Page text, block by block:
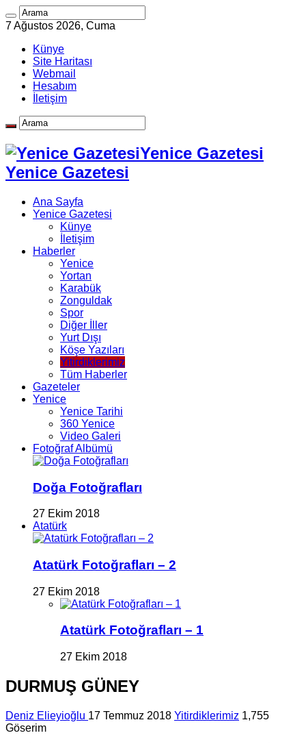
7 Ağustos 2026, Cuma
Künye
Site Haritası
Webmail
Hesabım
İletişim
Yenice Gazetesi
Yenice Gazetesi
Ana Sayfa
Yenice Gazetesi
Künye
İletişim
Haberler
Yenice
Yortan
Karabük
Zonguldak
Spor
Diğer İller
Yurt Dışı
Köşe Yazıları
Yitirdiklerimiz
Tüm Haberler
Gazeteler
Yenice
Yenice Tarihi
360 Yenice
Video Galeri
Fotoğraf Albümü
Doğa Fotoğrafları
27 Ekim 2018
Atatürk
Atatürk Fotoğrafları – 2
27 Ekim 2018
Atatürk Fotoğrafları – 1
27 Ekim 2018
DURMUŞ GÜNEY
Deniz Elieyioğlu 17 Temmuz 2018 Yitirdiklerimiz 1,755
Göserim